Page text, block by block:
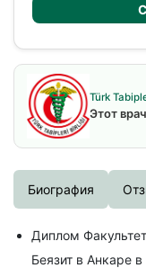
Türk
Этот
Биография
Диплом
Беязит в Анкаре